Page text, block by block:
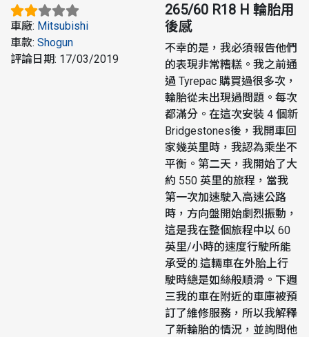
車廠: Mitsubishi
車款: Shogun
評論日期: 17/03/2019
265/60 R18 H 輪胎用
後感
不幸的是，我必須報告他們
的表現非常糟糕。我之前通
過 Tyrepac 購買過很多次，
輪胎從未出現過問題。每次
都滿分。在這次安裝 4 個新
Bridgestones後，我開車回
家幾英里時，我認為乘坐不
平衡。第二天，我開始了大
約 550 英里的旅程，當我
第一次加速駛入高速公路
時，方向盤開始劇烈振動，
這是我在整個旅程中以 60
英里/小時的速度行駛所能
承受的.這輛車在外胎上行
駛時總是如絲般順滑。下週
三我的車在附近的車庫被預
訂了維修服務，所以我解釋
了新輪胎的情況，並詢問他